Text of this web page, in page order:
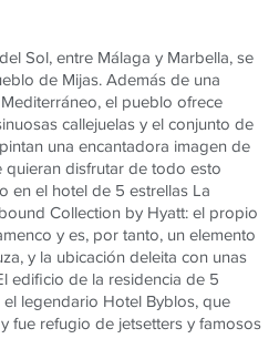
Sol, entre Málaga y Marbella, se
de Mijas. Además de una
el pueblo ofrece
callejuelas y el conjunto de
una encantadora imagen de
disfrutar de todo esto
en el hotel de 5 estrellas La
Collection by Hyatt: el propio
y es, por tanto, un elemento
y la ubicación deleita con unas
edificio de la residencia de 5
legendario Hotel Byblos, que
fue refugio de jetsetters y famosos